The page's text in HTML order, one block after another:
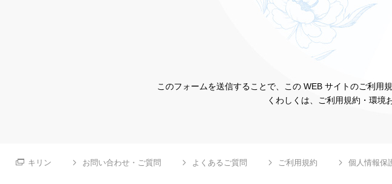
このフォームを送信することで、この WEB サイトのご利用
くわしくは、ご利用規約・環境
キリン お問い合わせ・ご質問 よくあるご質問 ご利用規約 個人情報保